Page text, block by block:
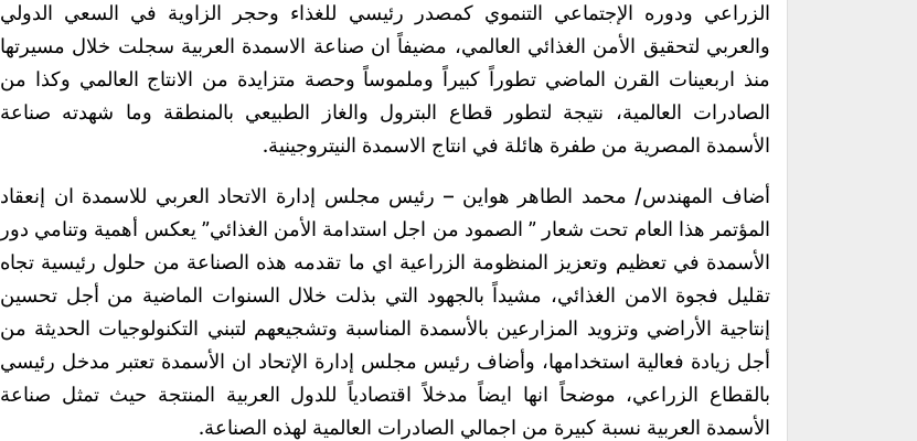
الزراعي ودوره الإجتماعي التنموي كمصدر رئيسي للغذاء وحجر الزاوية في السعي الدولي
والعربي لتحقيق الأمن الغذائي العالمي، مضيفاً ان صناعة الاسمدة العربية سجلت خلال مسيرتها
منذ اربعينات القرن الماضي تطوراً كبيراً وملموساً وحصة متزايدة من الانتاج العالمي وكذا من
الصادرات العالمية، نتيجة لتطور قطاع البترول والغاز الطبيعي بالمنطقة وما شهدته صناعة
الأسمدة المصرية من طفرة هائلة في انتاج الاسمدة النيتروجينية.
أضاف المهندس/ محمد الطاهر هواين – رئيس مجلس إدارة الاتحاد العربي للاسمدة ان إنعقاد
المؤتمر هذا العام تحت شعار ” الصمود من اجل استدامة الأمن الغذائي” يعكس أهمية وتنامي دور
الأسمدة في تعظيم وتعزيز المنظومة الزراعية اي ما تقدمه هذه الصناعة من حلول رئيسية تجاه
تقليل فجوة الامن الغذائي، مشيداً بالجهود التي بذلت خلال السنوات الماضية من أجل تحسين
إنتاجية الأراضي وتزويد المزارعين بالأسمدة المناسبة وتشجيعهم لتبني التكنولوجيات الحديثة من
أجل زيادة فعالية استخدامها، وأضاف رئيس مجلس إدارة الإتحاد ان الأسمدة تعتبر مدخل رئيسي
بالقطاع الزراعي، موضحاً انها ايضاً مدخلاً اقتصادياً للدول العربية المنتجة حيث تمثل صناعة
الأسمدة العربية نسبة كبيرة من اجمالي الصادرات العالمية لهذه الصناعة.